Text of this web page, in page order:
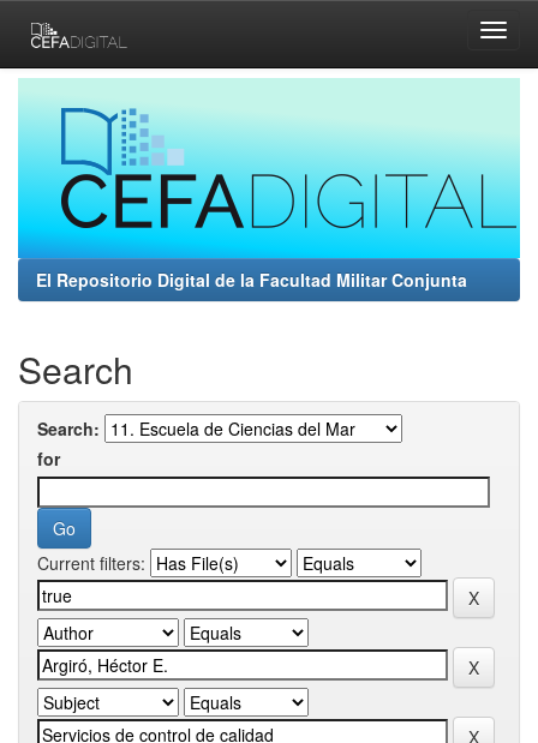
navigation
El Repositorio Digital de la Facultad Militar Conjunta
Search
Search:
for
Current filters: